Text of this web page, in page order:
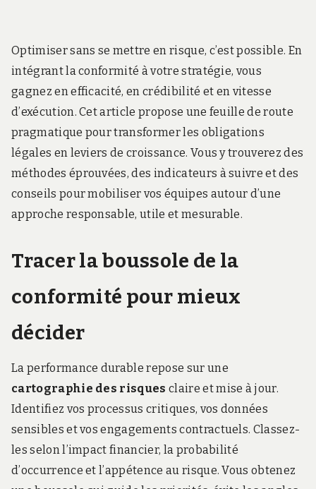
Optimiser sans se mettre en risque, c’est possible. En
intégrant la conformité à votre stratégie, vous
gagnez en efficacité, en crédibilité et en vitesse
d’exécution. Cet article propose une feuille de route
pragmatique pour transformer les obligations
légales en leviers de croissance. Vous y trouverez des
méthodes éprouvées, des indicateurs à suivre et des
conseils pour mobiliser vos équipes autour d’une
approche responsable, utile et mesurable.
Tracer la boussole de la
conformité pour mieux
décider
La performance durable repose sur une
cartographie des risques claire et mise à jour.
Identifiez vos processus critiques, vos données
sensibles et vos engagements contractuels. Classez-
les selon l’impact financier, la probabilité
d’occurrence et l’appétence au risque. Vous obtenez